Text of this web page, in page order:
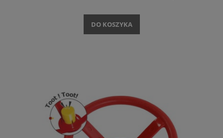
DO KOSZYKA